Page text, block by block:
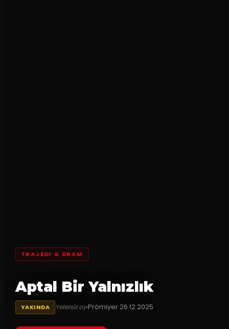
TRAJEDI & DRAM
Aptal Bir Yalnızlık
YAKINDA Yetersiz oyPrömiyer26.12.2025